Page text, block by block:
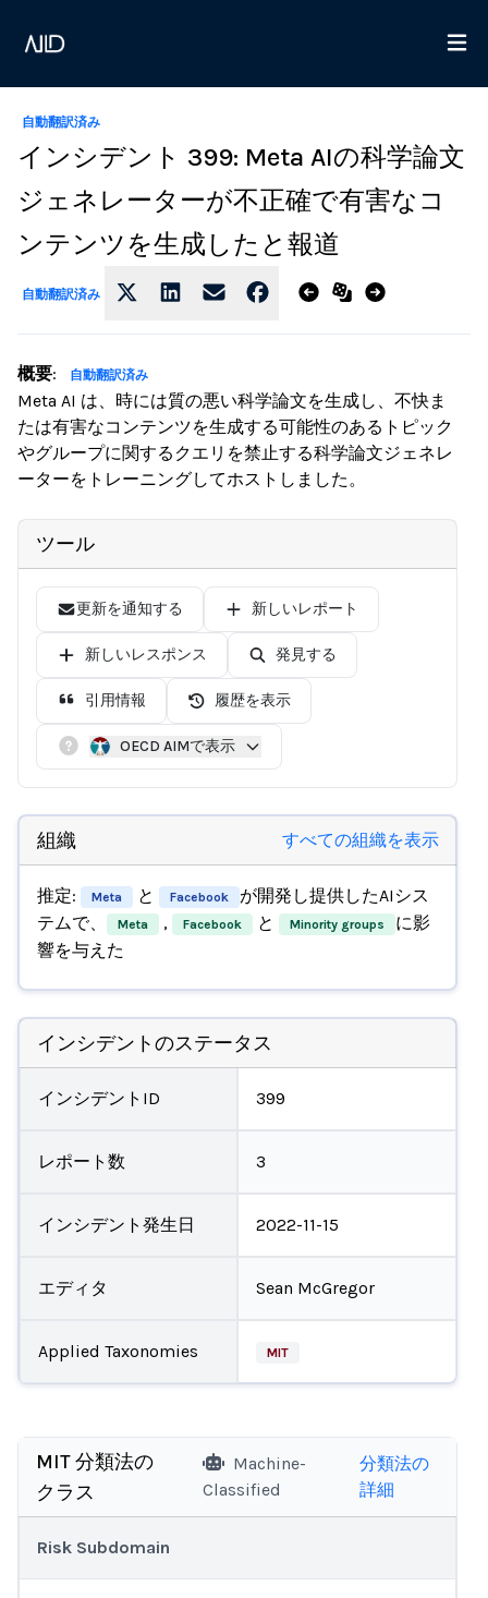
自動翻訳済み
インシデント 399: Meta AIの科学論文
ジェネレーターが不正確で有害なコ
ンテンツを生成したと報道
自動翻訳済み
概要: 自動翻訳済み
Meta AI は、時には質の悪い科学論文を生成し、不快ま
たは有害なコンテンツを生成する可能性のあるトピック
やグループに関するクエリを禁止する科学論文ジェネレ
ーターをトレーニングしてホストしました。
ツール
更新を通知する 新しいレポート
新しいレスポンス 発見する
引用情報 履歴を表示
OECD AIMで表示
組織 すべての組織を表示
推定: Meta と Facebook
が開発し提供したAIシス
テムで、
Meta , Facebook と Minority groups
に影
響を与えた
インシデントのステータス
インシデントID 399
レポート数 3
インシデント発生日 2022-11-15
エディタ Sean McGregor
Applied Taxonomies MIT
MIT 分類法の
クラス
Machine-
Classified
分類法の
詳細
Risk Subdomain